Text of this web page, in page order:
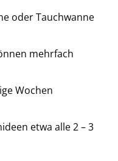
oder Tauchwanne
mehrfach
Wochen
etwa alle 2 – 3